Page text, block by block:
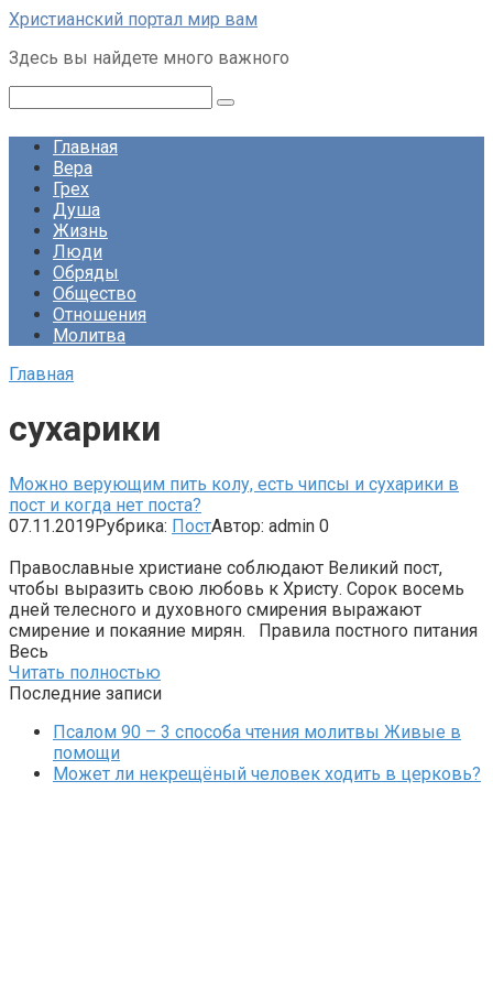
Перейти
контенту
Христианский портал мир вам
Здесь вы найдете много важного
Главная
Вера
Грех
Душа
Жизнь
Люди
Обряды
Общество
Отношения
Молитва
Главная
сухарики
Можно верующим пить колу, есть чипсы и сухарики в
пост и когда нет поста?
07.11.2019Рубрика: ПостАвтор: admin 0
Православные христиане соблюдают Великий пост,
чтобы выразить свою любовь к Христу. Сорок восемь
дней телесного и духовного смирения выражают
смирение и покаяние мирян. Правила постного питания
Весь
Читать полностью
Последние записи
Псалом 90 – 3 способа чтения молитвы Живые в
помощи
Может ли некрещёный человек ходить в церковь?